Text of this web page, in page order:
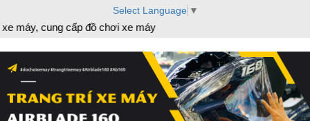
Select Language ▼
cung cấp đồ chơi xe máy